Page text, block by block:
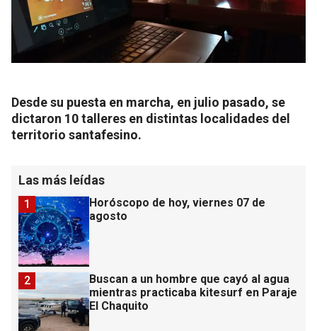
Desde su puesta en marcha, en julio pasado, se
dictaron 10 talleres en distintas localidades del
territorio santafesino.
Las más leídas
Horóscopo de hoy, viernes 07 de
agosto
1
Buscan a un hombre que cayó al agua
mientras practicaba kitesurf en Paraje
El Chaquito
2